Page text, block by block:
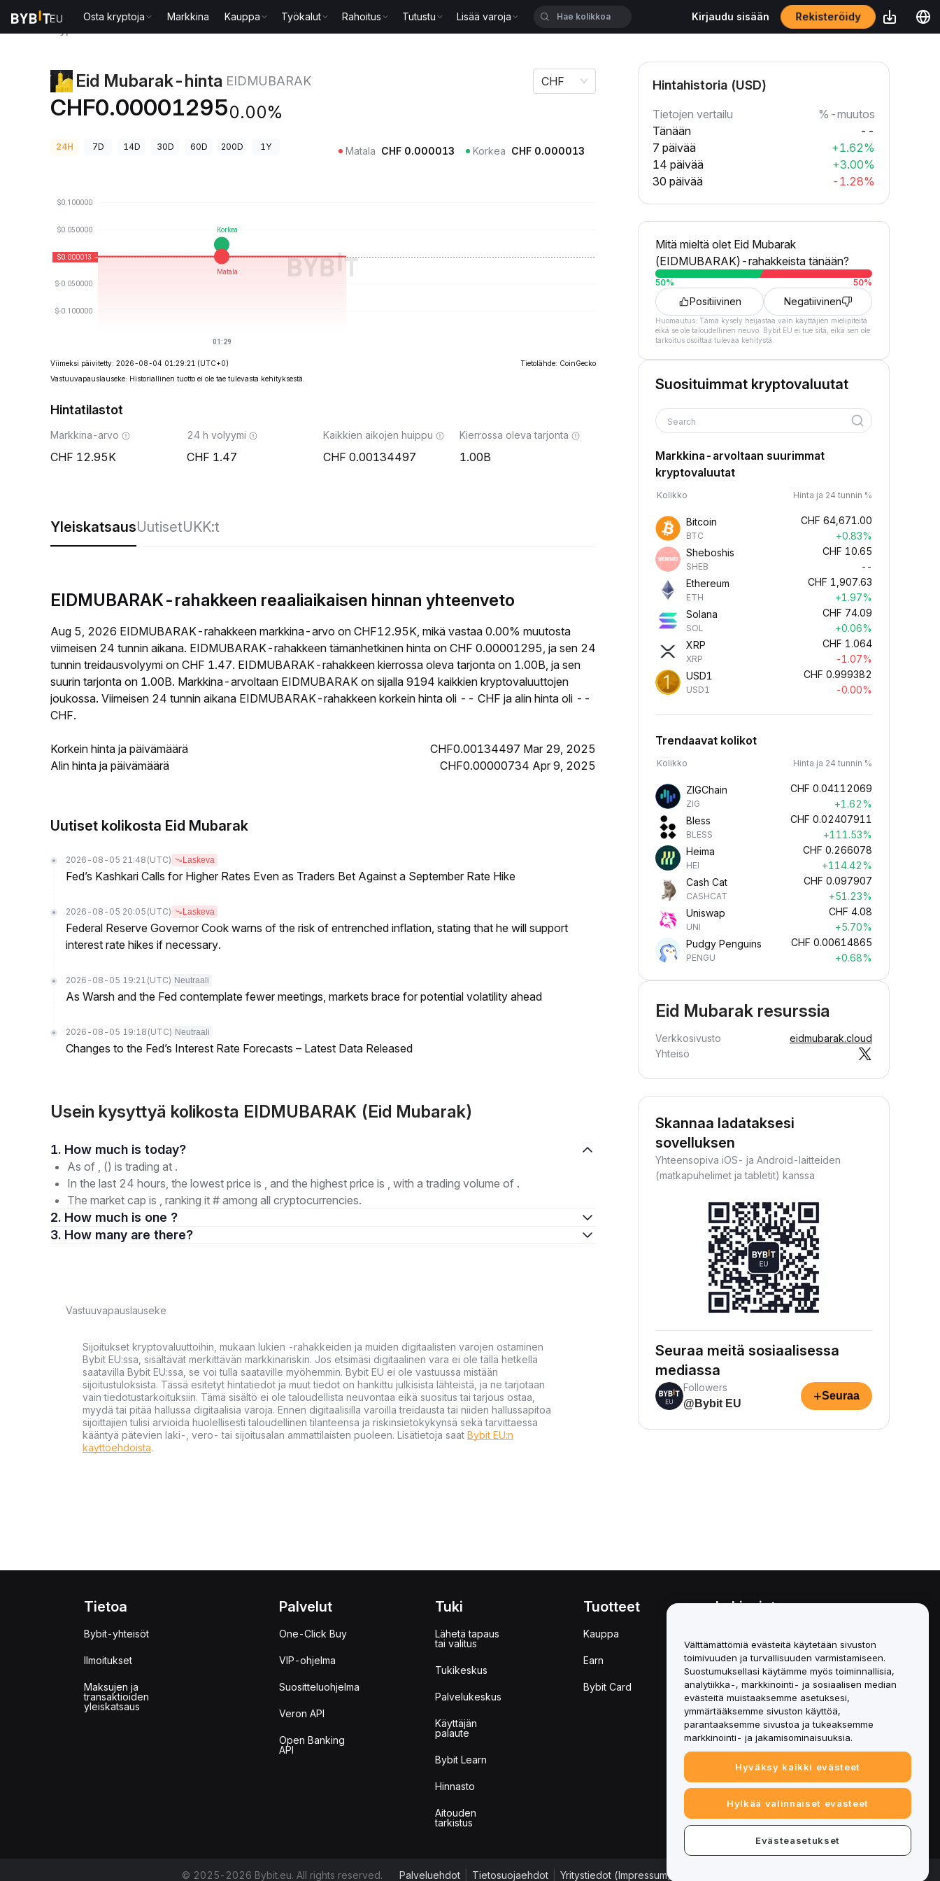
Osta kryptoja Markkina Kauppa Työkalut Rahoitus Tutustu Lisää varoja Kirjaudu sisään Rekisteröidy
Eid Mubarak-hinta EIDMUBARAK
CHF0.000012950.00%
CHF
24H 7D 14D 30D 60D 200D 1Y Matala CHF 0.000013 Korkea CHF 0.000013
Viimeksi päivitetty: 2026-08-04 01:29:21 (UTC+0)
Tietolähde: CoinGecko
Vastuuvapauslauseke: Historiallinen tuotto ei ole tae tulevasta kehityksestä.
Hintatilastot
Markkina-arvo
12.95K
24 h volyymi
1.47
Kaikkien aikojen huippu
0.00134497
Kierrossa oleva tarjonta
1.00B
YleiskatsausUutisetUKK:t
EIDMUBARAK-rahakkeen reaaliaikaisen hinnan yhteenveto
Aug 5, 2026 EIDMUBARAK-rahakkeen markkina-arvo on CHF12.95K, mikä vastaa 0.00% muutosta
viimeisen 24 tunnin aikana. EIDMUBARAK-rahakkeen tämänhetkinen hinta on CHF 0.00001295, ja sen 24
tunnin treidausvolyymi on CHF 1.47. EIDMUBARAK-rahakkeen kierrossa oleva tarjonta on 1.00B, ja sen
suurin tarjonta on 1.00B. Markkina-arvoltaan EIDMUBARAK on sijalla 9194 kaikkien kryptovaluuttojen
joukossa. Viimeisen 24 tunnin aikana EIDMUBARAK-rahakkeen korkein hinta oli -- CHF ja alin hinta oli --
CHF.
Korkein hinta ja päivämäärä
CHF0.00134497 Mar 29, 2025
Alin hinta ja päivämäärä
CHF0.00000734 Apr 9, 2025
Uutiset kolikosta Eid Mubarak
2026-08-05 21:48 (UTC) Laskeva
Fed’s Kashkari Calls for Higher Rates Even as Traders Bet Against a September Rate Hike
2026-08-05 20:05 (UTC) Laskeva
Federal Reserve Governor Cook warns of the risk of entrenched inflation, stating that he will support
interest rate hikes if necessary.
2026-08-05 19:21 (UTC) Neutraali
As Warsh and the Fed contemplate fewer meetings, markets brace for potential volatility ahead
2026-08-05 19:18 (UTC) Neutraali
Changes to the Fed’s Interest Rate Forecasts – Latest Data Released
Usein kysyttyä kolikosta EIDMUBARAK (Eid Mubarak)
1. How much is today?
As of , () is trading at .
In the last 24 hours, the lowest price is , and the highest price is , with a trading volume of .
The market cap is , ranking it # among all cryptocurrencies.
2. How much is one ?
3. How many are there?
Vastuuvapauslauseke
Sijoitukset kryptovaluuttoihin, mukaan lukien -rahakkeiden ja muiden digitaalisten varojen ostaminen
Bybit EU:ssa, sisältävät merkittävän markkinariskin. Jos etsimäsi digitaalinen vara ei ole tällä hetkellä
saatavilla Bybit EU:ssa, se voi tulla saataville myöhemmin. Bybit EU ei ole vastuussa mistään
sijoitustuloksista. Tässä esitetyt hintatiedot ja muut tiedot on hankittu julkisista lähteistä, ja ne tarjotaan
vain tiedotustarkoituksiin. Tämä sisältö ei ole taloudellista neuvontaa eikä suositus tai tarjous ostaa,
myydä tai pitää hallussa digitaalisia varoja. Ennen digitaalisilla varoilla treidausta tai niiden hallussapitoa
sijoittajien tulisi arvioida huolellisesti taloudellinen tilanteensa ja riskinsietokykynsä sekä tarvittaessa
kääntyä pätevien laki-, vero- tai sijoitusalan ammattilaisten puoleen. Lisätietoja saat Bybit EU:n
käyttöehdoista.
Hintahistoria (USD)
Tietojen vertailu
%-muutos
Tänään
--
7 päivää
+1.62%
14 päivää
+3.00%
30 päivää
-1.28%
Mitä mieltä olet Eid Mubarak
(EIDMUBARAK)-rahakkeista tänään?
50% 50%
Positiivinen Negatiivinen
Huomautus: Tämä kysely heijastaa vain käyttäjien mielipiteitä
eikä se ole taloudellinen neuvo. Bybit EU ei tue sitä, eikä sen ole
tarkoitus osoittaa tulevaa kehitystä.
Suosituimmat kryptovaluutat
Search
Markkina-arvoltaan suurimmat
kryptovaluutat
Kolikko Hinta ja 24 tunnin %
Bitcoin
BTC
CHF 64,671.00
+0.83%
Sheboshis
SHEB
CHF 10.65
--
Ethereum
ETH
CHF 1,907.63
+1.97%
Solana
SOL
CHF 74.09
+0.06%
XRP
XRP
CHF 1.064
-1.07%
USD1
USD1
CHF 0.999382
-0.00%
Trendaavat kolikot
Kolikko Hinta ja 24 tunnin %
ZIGChain
ZIG
CHF 0.04112069
+1.62%
Bless
BLESS
CHF 0.02407911
+111.53%
Heima
HEI
CHF 0.266078
+114.42%
Cash Cat
CASHCAT
CHF 0.097907
+51.23%
Uniswap
UNI
CHF 4.08
+5.70%
Pudgy Penguins
PENGU
CHF 0.00614865
+0.68%
Eid Mubarak resurssia
Verkkosivusto
eidmubarak.cloud
Yhteisö
Skannaa ladataksesi
sovelluksen
Yhteensopiva iOS- ja Android-laitteiden
(matkapuhelimet ja tabletit) kanssa
Seuraa meitä sosiaalisessa
mediassa
Followers
@Bybit EU
+Seuraa
Tietoa
Bybit-yhteisöt
Ilmoitukset
Maksujen ja
transaktioiden
yleiskatsaus
Palvelut
One-Click Buy
VIP-ohjelma
Suositteluohjelma
Veron API
Open Banking
API
Tuki
Lähetä tapaus
tai valitus
Tukikeskus
Palvelukeskus
Käyttäjän
palaute
Bybit Learn
Hinnasto
Aitouden
tarkistus
Tuotteet
Kauppa
Earn
Bybit Card
Lakiasiat
Yhteenveto säilytys- ja
hallinnointikäytännöstä
ESG-tiedot
Crypto-Asset White Papers
© 2025-2026 Bybit.eu. All rights reserved. Palveluehdot Tietosuojaehdot Yritystiedot (Impressum)
Välttämättömiä evästeitä käytetään sivuston
toimivuuden ja turvallisuuden varmistamiseen.
Suostumuksellasi käytämme myös toiminnallisia,
analytiikka-, markkinointi- ja sosiaalisen median
evästeitä muistaaksemme asetuksesi,
ymmärtääksemme sivuston käyttöä,
parantaaksemme sivustoa ja tukeaksemme
markkinointi- ja jakamisominaisuuksia.
Hyväksy kaikki evästeet
Hylkää valinnaiset evästeet
Evästeasetukset